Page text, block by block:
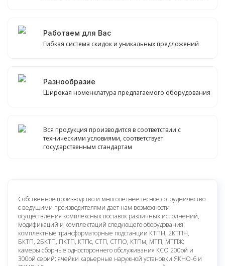
Работаем для Вас
Гибкая система скидок и уникальных предложений
Разнообразие
Широкая номенклатура предлагаемого оборудования
Вся продукция производится в соответствии с
техническими условиями, соответствует
государственным стандартам
Собственное производство и многолетнее тесное сотрудничество
с ведущими производителями дает нам возможности
осуществления комплексных поставок различных исполнений,
модификаций и комплектаций следующего оборудования:
комплектные трансформаторные подстанции КТПН, 2КТПН,
БКТП, 2БКТП, ПКТП, КТПс, СТП, СТПО, КТПм, МТП, МТПЖ;
камеры сборные одностороннего обслуживания КСО 200ой и
300ой серий; ячейки карьерные наружной установки ЯКНО-6 и